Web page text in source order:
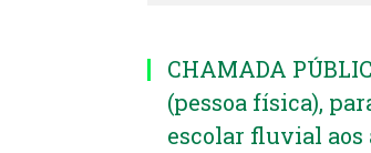
CHAMADA
(pessoa física),
escolar fluvial